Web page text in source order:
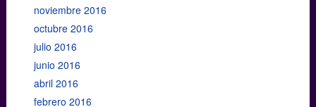
noviembre 2016
octubre 2016
julio 2016
junio 2016
abril 2016
febrero 2016